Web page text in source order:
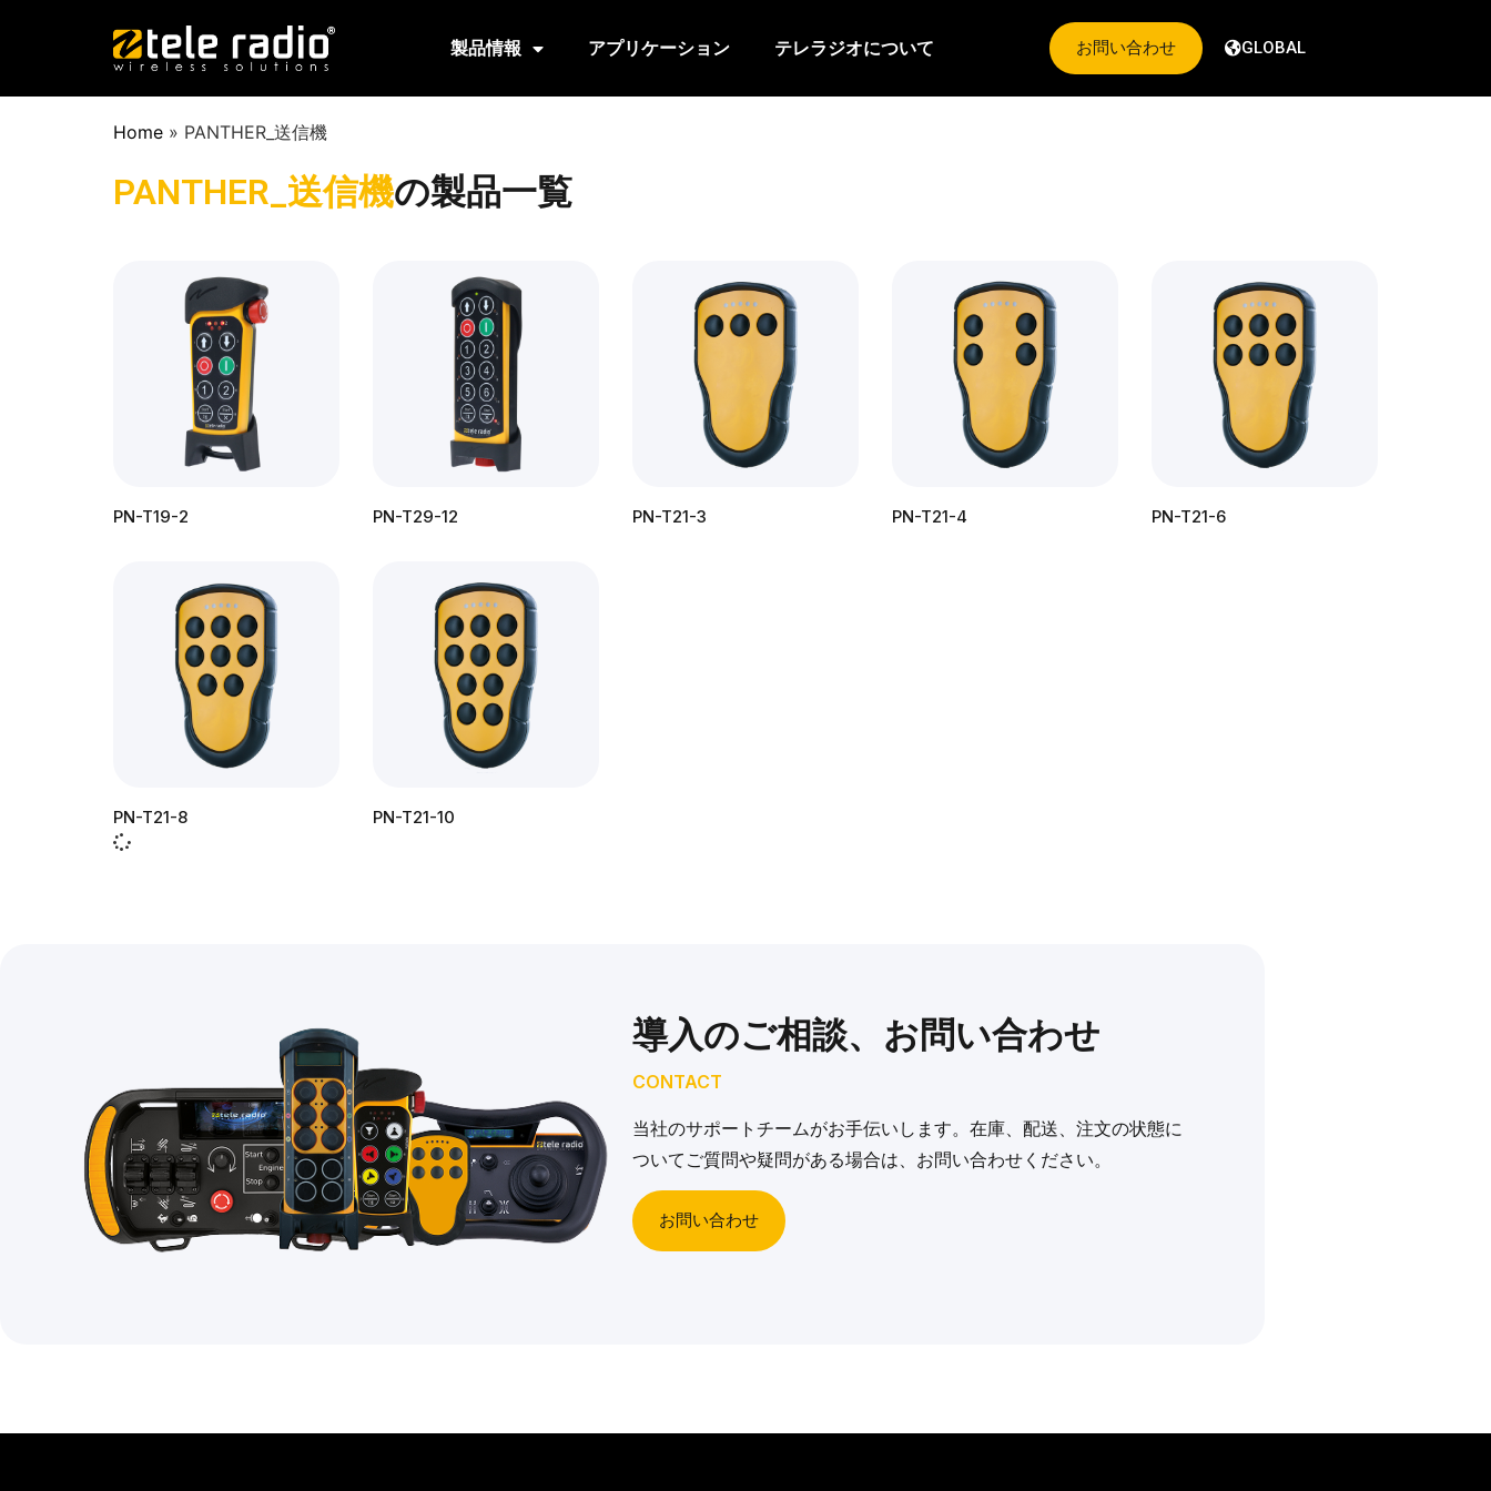
製品情報 アプリケーション テレラジオについて お問い合わせ GLOBAL
Home » PANTHER_送信機
PANTHER_送信機の製品一覧
PN-T19-2 PN-T29-12 PN-T21-3 PN-T21-4 PN-T21-6
PN-T21-8 PN-T21-10
導入のご相談、お問い合わせ
CONTACT
当社のサポートチームがお手伝いします。在庫、配送、注文の状態に
ついてご質問や疑問がある場合は、お問い合わせください。
お問い合わせ